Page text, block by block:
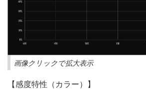
画像クリックで拡大表示
【感度特性（カラー）】